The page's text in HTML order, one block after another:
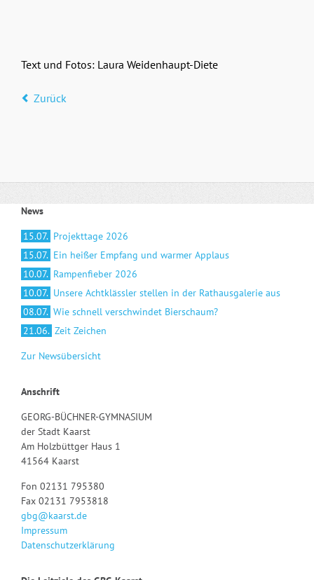
Text und Fotos: Laura Weidenhaupt-Diete
Zurück
News
15.07. Projekttage 2026
15.07. Ein heißer Empfang und warmer Applaus
10.07. Rampenfieber 2026
10.07. Unsere Achtklässler stellen in der Rathausgalerie aus
08.07. Wie schnell verschwindet Bierschaum?
21.06. Zeit Zeichen
Zur Newsübersicht
Anschrift
GEORG-BÜCHNER-GYMNASIUM
der Stadt Kaarst
Am Holzbüttger Haus 1
41564 Kaarst
Fon 02131 795380
Fax 02131 7953818
gbg@kaarst.de
Impressum
Datenschutzerklärung